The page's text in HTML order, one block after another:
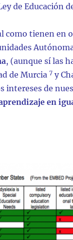
de Educación
como tienen en
, (aunque sí las
de Murcia7 y
intereses de
en